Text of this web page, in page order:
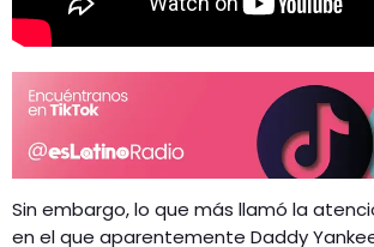
Sin embargo, lo que más llamó la
en el que aparentemente Daddy